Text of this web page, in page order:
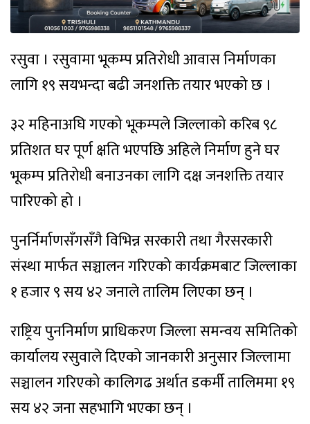
रसुवा । रसुवामा भूकम्प प्रतिरोधी आवास निर्माणका
लागि १९ सयभन्दा बढी जनशक्ति तयार भएको छ ।
३२ महिनाअघि गएको भूकम्पले जिल्लाको करिब ९८
प्रतिशत घर पूर्ण क्षति भएपछि अहिले निर्माण हुने घर
भूकम्प प्रतिरोधी बनाउनका लागि दक्ष जनशक्ति तयार
पारिएको हो ।
पुनर्निर्माणसँगसँगै विभिन्न सरकारी तथा गैरसरकारी
संस्था मार्फत सञ्चालन गरिएको कार्यक्रमबाट जिल्लाका
१ हजार ९ सय ४२ जनाले तालिम लिएका छन् ।
राष्ट्रिय पुननिर्माण प्राधिकरण जिल्ला समन्वय समितिको
कार्यालय रसुवाले दिएको जानकारी अनुसार जिल्लामा
सञ्चालन गरिएको कालिगढ अर्थात डकर्मी तालिममा १९
सय ४२ जना सहभागि भएका छन् ।